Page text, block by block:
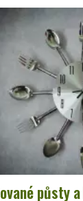
půsty